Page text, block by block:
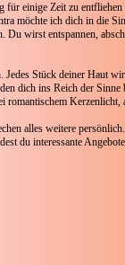
für einige Zeit zu
möchte ich dich in die
Du wirst entspannen,
Stück deiner Haut
dich ins Reich der Sinne
romantischem
alles weitere persönlich.
du interessante